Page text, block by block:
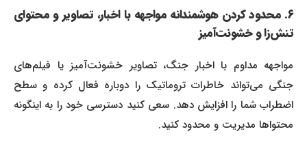
۶. محدود کردن هوشمندانه مواجهه با اخبار، تصاویر و محتوای
تنش‌زا و خشونت‌آمیز
مواجهه مداوم با اخبار جنگ، تصاویر خشونت‌آمیز یا فیلم‌های
جنگی می‌تواند خاطرات تروماتیک را دوباره فعال کرده و سطح
اضطراب شما را افزایش دهد. سعی کنید دسترسی خود را به اینگونه
محتواها مدیریت و محدود کنید.